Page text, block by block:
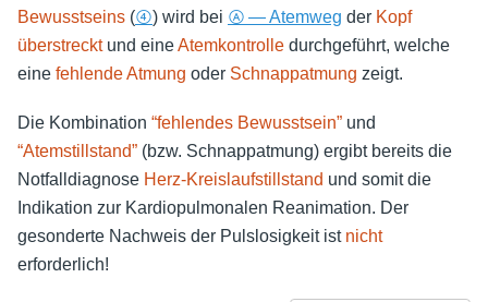
Bewusstseins (④) wird bei Ⓐ — Atemweg der Kopf
überstrecktund eineAtemkontrolle durchgeführt, welche
eine fehlende Atmung oder Schnappatmung zeigt.
Die Kombination “fehlendes Bewusstsein” und
“Atemstillstand” (bzw. Schnappatmung) ergibt bereits die
Notfalldiagnose Herz-Kreislaufstillstand und somit die
Indikation zur Kardiopulmonalen Reanimation. Der
gesonderte Nachweis der Pulslosigkeit ist nicht
erforderlich!